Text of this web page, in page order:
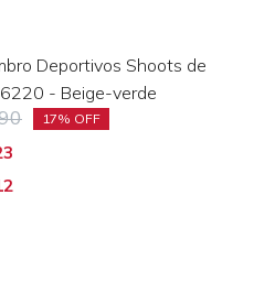
Deportivos Shoots de
- Beige-verde
17